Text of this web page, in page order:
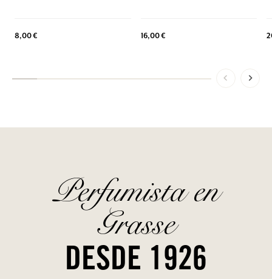
8,00 € 16,00 €
Perfumista en
Grasse
DESDE 1926